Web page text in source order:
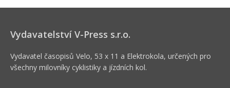
Vydavatelství V-Press s.r.o.
Vydavatel časopisů Velo, 53 x 11 a Elektrokola, určených pro
všechny milovníky cyklistiky a jízdních kol.